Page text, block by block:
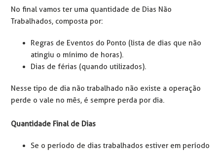
No final vamos ter uma quantidade de Dias Não
Trabalhados, composta por:
Regras de Eventos do Ponto (lista de dias que não
atingiu o mínimo de horas).
Dias de férias (quando utilizados).
Nesse tipo de dia não trabalhado não existe a operação
perde o vale no mês, é sempre perda por dia.
Quantidade Final de Dias
Se o período de dias trabalhados estiver em período